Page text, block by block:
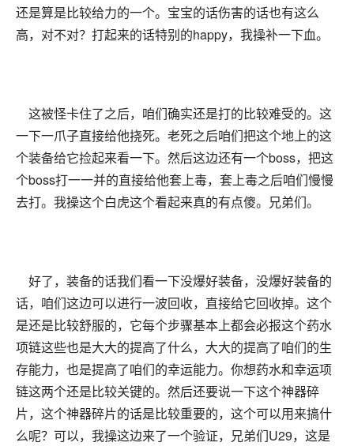
还是算是比较给力的一个。宝宝的话伤害的话也有这么
高，对不对？打起来的话特别的happy，我操补一下血。
这被怪卡住了之后，咱们确实还是打的比较难受的。这
一下一爪子直接给他挠死。老死之后咱们把这个地上的这
个装备给它捡起来看一下。然后这边还有一个boss，把这
个boss打一一并的直接给他套上毒，套上毒之后咱们慢慢
去打。我操这个白虎这个看起来真的有点傻。兄弟们。
好了，装备的话我们看一下没爆好装备，没爆好装备的
话，咱们这边可以进行一波回收，直接给它回收掉。这个
是还是比较舒服的，它每个步骤基本上都会必报这个药水
项链这些也是大大的提高了什么，大大的提高了咱们的生
存能力，也是提高了咱们的幸运能力。你想药水和幸运项
链这两个还是比较关键的。然后还要说一下这个神器碎
片，这个神器碎片的话是比较重要的，这个可以用来搞什
么呢？可以，我操这边来了一个验证，兄弟们U29，这是